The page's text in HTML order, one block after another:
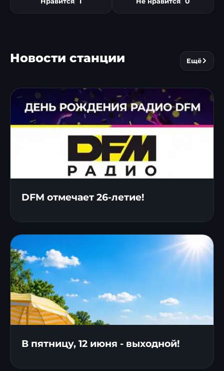
Новости станции Ещё
DFM отмечает 26-летие!
В пятницу, 12 июня - выходной!